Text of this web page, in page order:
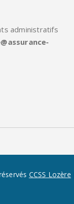
administratifs
CCSS Lozère